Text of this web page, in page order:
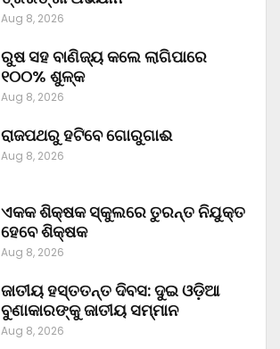
Aug 8, 2026
ରୁଷ ସହ ବାଣିଜ୍ୟ କଲେ ଲାଗିପାରେ
୧୦୦% ଶୁଳ୍କ
Aug 8, 2026
ରାଜପଥରୁ ହଟିବେ ଗୋରୁଗାଈ
Aug 8, 2026
ଏକକ ଶିକ୍ଷକ ସ୍କୁଲରେ ତୁରନ୍ତ ନିଯୁକ୍ତ
ହେବେ ଶିକ୍ଷକ
Aug 8, 2026
ଜାତୀୟ ହସ୍ତତନ୍ତ ଦିବସ: ଦୁଇ ଓଡ଼ିଆ
ବୁଣାକାରଙ୍କୁ ଜାତୀୟ ସମ୍ମାନ
Aug 8, 2026